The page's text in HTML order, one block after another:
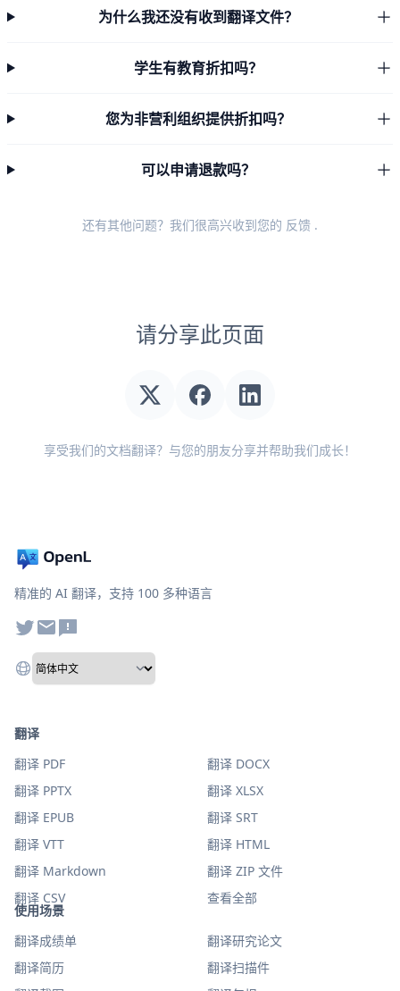
为什么我还没有收到翻译文件？
学生有教育折扣吗？
您为非营利组织提供折扣吗？
可以申请退款吗？
还有其他问题？我们很高兴收到您的 反馈 .
请分享此页面
享受我们的文档翻译？与您的朋友分享并帮助我们成长！
精准的 AI 翻译，支持 100 多种语言
使用场景
翻译成绩单
翻译研究论文
翻译简历
翻译扫描件
翻译
翻译 PDF
翻译 DOCX
翻译 PPTX
翻译 XLSX
翻译 EPUB
翻译 SRT
翻译 VTT
翻译 HTML
翻译 Markdown
翻译 ZIP 文件
翻译 CSV
查看全部